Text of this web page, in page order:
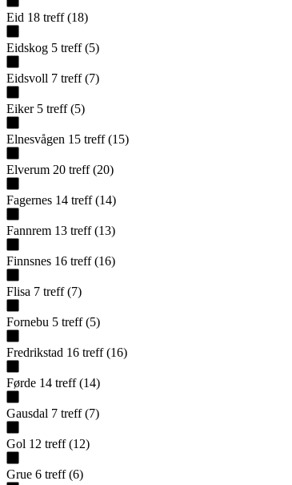
Eid 18 treff (18)
Eidskog 5 treff (5)
Eidsvoll 7 treff (7)
Eiker 5 treff (5)
Elnesvågen 15 treff (15)
Elverum 20 treff (20)
Fagernes 14 treff (14)
Fannrem 13 treff (13)
Finnsnes 16 treff (16)
Flisa 7 treff (7)
Fornebu 5 treff (5)
Fredrikstad 16 treff (16)
Førde 14 treff (14)
Gausdal 7 treff (7)
Gol 12 treff (12)
Grue 6 treff (6)